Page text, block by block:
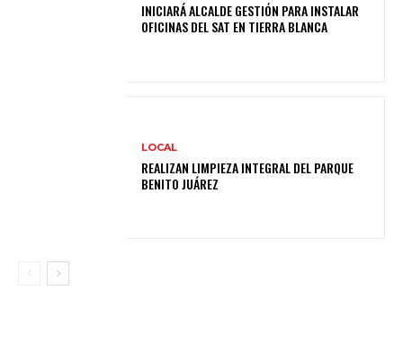
INICIARÁ ALCALDE GESTIÓN PARA INSTALAR
OFICINAS DEL SAT EN TIERRA BLANCA
LOCAL
REALIZAN LIMPIEZA INTEGRAL DEL PARQUE
BENITO JUÁREZ